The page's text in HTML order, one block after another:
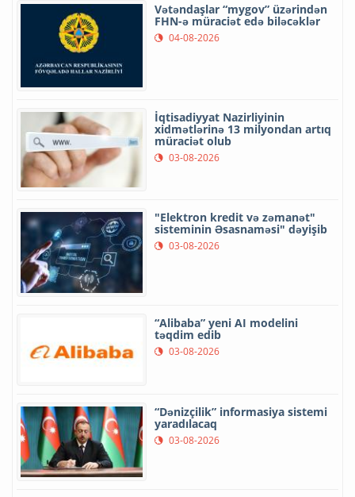
Vətəndaşlar “mygov” üzərindən
FHN-ə müraciət edə biləcəklər
04-08-2026
İqtisadiyyat Nazirliyinin
xidmətlərinə 13 milyondan artıq
müraciət olub
03-08-2026
"Elektron kredit və zəmanət"
sisteminin Əsasnaməsi" dəyişib
03-08-2026
“Alibaba” yeni AI modelini
təqdim edib
03-08-2026
“Dənizçilik” informasiya sistemi
yaradılacaq
03-08-2026